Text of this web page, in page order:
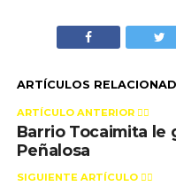
ARTÍCULOS
ARTÍCULO ANTERIOR 👉🏻
Barrio Tocaimita le
Peñalosa
SIGUIENTE ARTÍCULO 👈🏻